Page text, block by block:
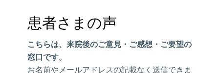
患者さまの声
こちらは、来院後のご意見・ご感想・ご要望の
窓口です。
お名前やメールアドレスの記載なく送信できま